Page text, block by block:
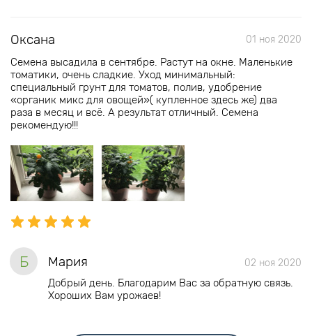
Оксана 01 ноя 2020
Семена высадила в сентябре. Растут на окне. Маленькие
томатики, очень сладкие. Уход минимальный:
специальный грунт для томатов, полив, удобрение
«органик микс для овощей»( купленное здесь же) два
раза в месяц и всё. А результат отличный. Семена
рекомендую!!!
Б Мария 02 ноя 2020
Добрый день. Благодарим Вас за обратную связь.
Хороших Вам урожаев!